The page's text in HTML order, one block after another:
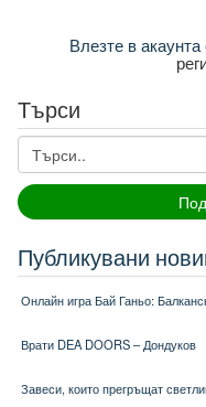
Влезте в
Търси
Публикувани
Онлайн игра Бай Ганьо:
Врати DEA DOORS – Дондуков
Завеси, които прегръщат